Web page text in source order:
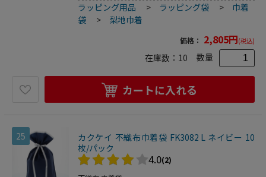
ラッピング用品 > ラッピング袋 > 巾着
袋
> 梨地巾着
価格： 2,805円(税込)
在庫数： 10 数量
カートに入れる
25
カクケイ 不織布巾着袋 FK3082 L ネイビー 10
枚/パック
4.0(2)